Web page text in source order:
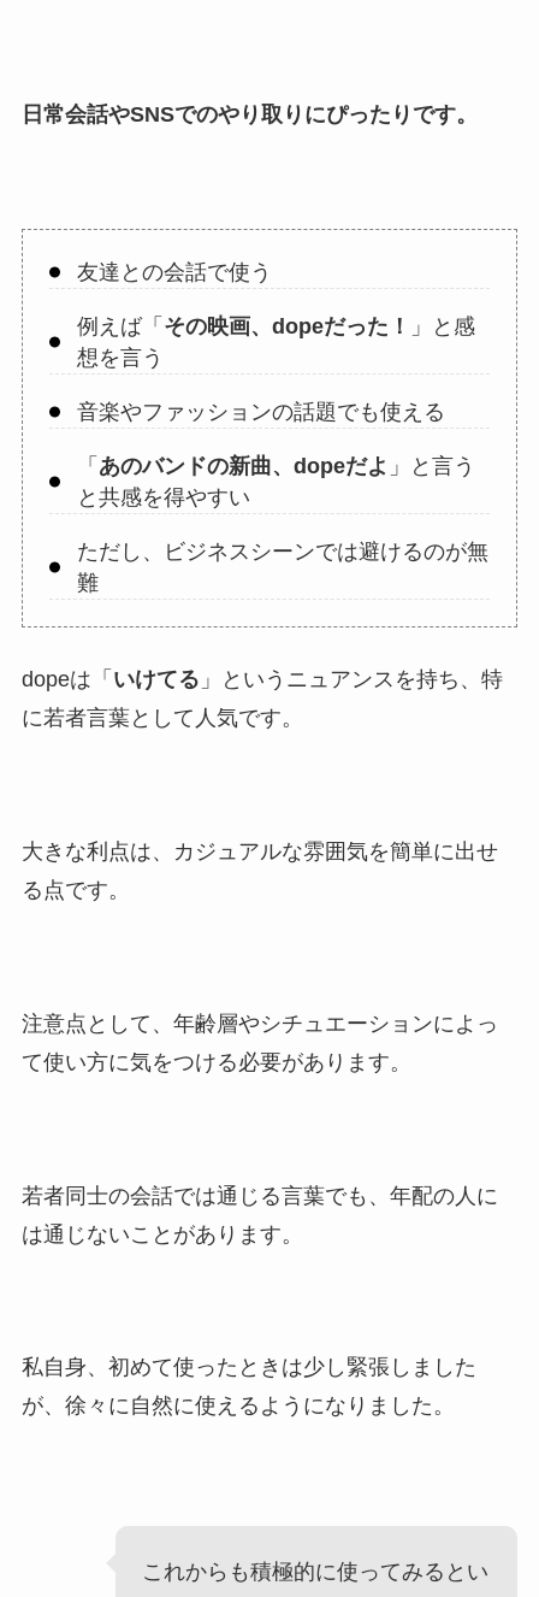
日常会話やSNSでのやり取りにぴったりです。
友達との会話で使う
例えば「 その映画、dopeだった！
」と感
想を言う
音楽やファッションの話題でも使える
「 あのバンドの新曲、dopeだよ 」と言う
と共感を得やすい
ただし、ビジネスシーンでは避けるのが無
難
dopeは「 いけてる 」というニュアンスを持ち、特
に若者言葉として人気です。
大きな利点は、カジュアルな雰囲気を簡単に出せ
る点です。
注意点として、年齢層やシチュエーションによっ
て使い方に気をつける必要があります。
若者同士の会話では通じる言葉でも、年配の人に
は通じないことがあります。
私自身、初めて使ったときは少し緊張しました
が、徐々に自然に使えるようになりました。
これからも積極的に使ってみるとい